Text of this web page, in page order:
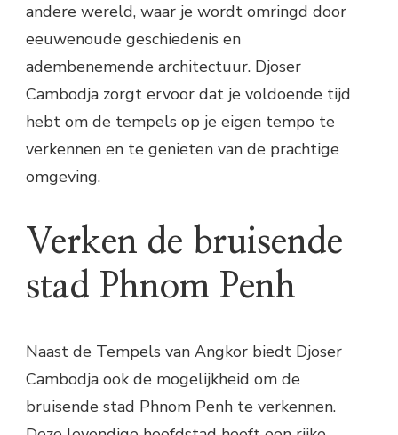
andere wereld, waar je wordt omringd door
eeuwenoude geschiedenis en
adembenemende architectuur. Djoser
Cambodja zorgt ervoor dat je voldoende tijd
hebt om de tempels op je eigen tempo te
verkennen en te genieten van de prachtige
omgeving.
Verken de bruisende
stad Phnom Penh
Naast de Tempels van Angkor biedt Djoser
Cambodja ook de mogelijkheid om de
bruisende stad Phnom Penh te verkennen.